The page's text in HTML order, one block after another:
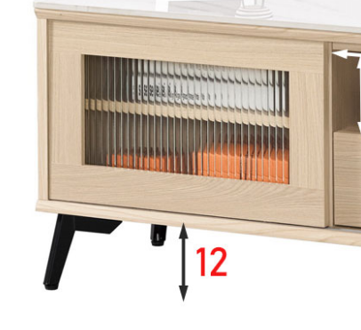
。
本司貨車運送如因路況不佳、天候惡劣、過於偏遠之山區
本公司除了盡最大努力完成配送外，視狀況保有出貨的權
保護物流人員的工作安全，賣家無提供吊掛服務，若需
因大型傢俱有組裝、配送的問題，並非一般快速到貨商品
讓您不用整天在家等貨，以免浪費你的寶貴時間。
如遇自然災害、政府宣布之災害警報等不可抗力情事，而
百貨公司配送暫無法配合開店前、閉店後時段，並送至百
期間，恕暫停百貨公司相關運送 》
無回收家具服務，若需回收家俱可聯絡當地請清潔隊回收,
到貨7日內為鑑賞期(注意:鑑賞期非試用期)，若非
如欲放置營業場所及公開場合之商品則無享有商
時請儘速於三日內完成付款， 交易恕不殺價
日內若未接獲您的匯款或轉帳通知，商品將不予保留(
無回收家具服務，若需回收家具可聯絡當地請清潔隊回